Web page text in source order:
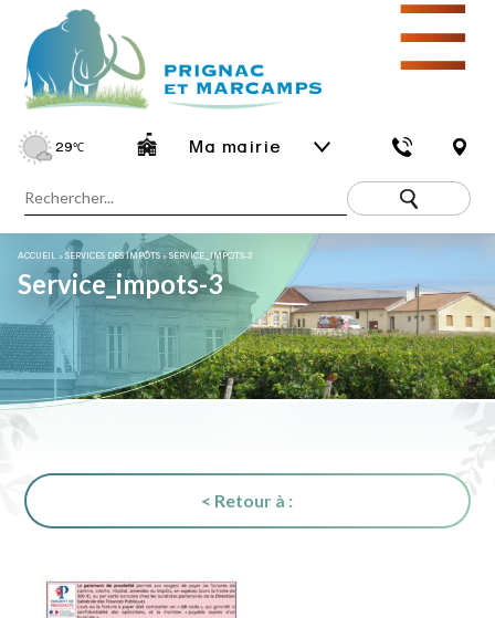
29℃ Ma mairie
☰
ACCUEIL »SERVICES DES IMPÔTS»SERVICE_IMPOTS-3
Service_impots-3
< Retour à :